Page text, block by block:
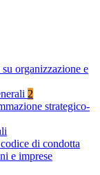
organizzazione e
2
strategico-
di condotta
e imprese